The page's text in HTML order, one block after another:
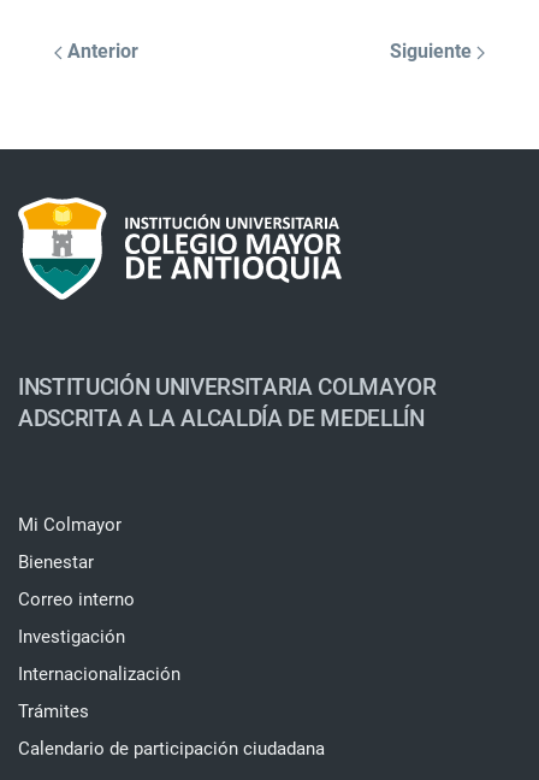
Anterior Siguiente
INSTITUCIÓN UNIVERSITARIA COLMAYOR
ADSCRITA A LA ALCALDÍA DE MEDELLÍN
Mi Colmayor
Bienestar
Correo interno
Investigación
Internacionalización
Trámites
Calendario de participación ciudadana